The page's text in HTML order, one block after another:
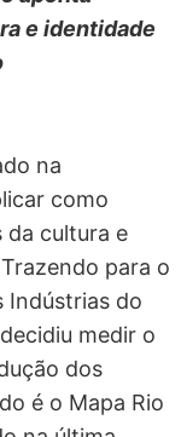
e identidade
na
como
da cultura e
para o
Indústrias do
medir o
dos
é o Mapa Rio